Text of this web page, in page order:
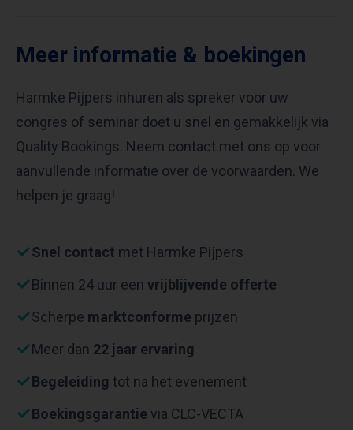
Meer informatie & boekingen
Harmke Pijpers inhuren als spreker voor uw
congres of seminar doet u snel en gemakkelijk via
Quality Bookings. Neem contact met ons op voor
aanvullende informatie over de voorwaarden. We
helpen je graag!
Snel contact met Harmke Pijpers
Binnen 24 uur een vrijblijvende offerte
Scherpe marktconforme prijzen
Meer dan 22 jaar ervaring
Begeleiding tot na het evenement
Boekingsgarantie via CLC-VECTA